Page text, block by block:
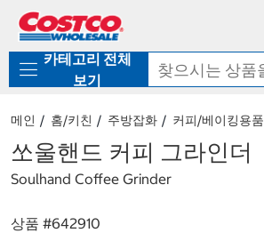
로
기
가
카테고리 전체
보기
메인 홈/키친 주방잡화 커피/베이킹용품
쏘울핸드 커피 그라인더
Soulhand Coffee Grinder
상품 #642910